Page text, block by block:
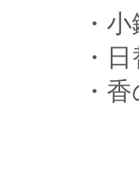
・小鉢
・日替
・香の